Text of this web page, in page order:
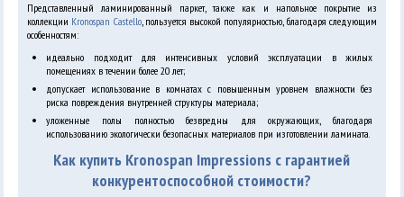
Представленный ламинированный паркет, также как и напольное покрытие из
коллекции Kronospan Castello, пользуется высокой популярностью, благодаря следующим
особенностям:
идеально подходит для интенсивных условий эксплуатации в жилых
помещениях в течении более 20 лет;
допускает использование в комнатах с повышенным уровнем влажности без
риска повреждения внутренней структуры материала;
уложенные полы полностью безвредны для окружающих, благодаря
использованию экологически безопасных материалов при изготовлении ламината.
Как купить Kronospan Impressions с гарантией
конкурентоспособной стоимости?